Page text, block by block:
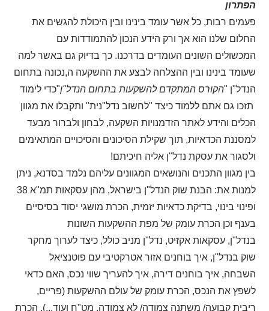
הפתרון
פעמים רבות, כל אשר עומד בינינו ובין היכולת להגשים את
החלום שלנו הוא אך ורק הידע הנכון להתמודדות עם
המכשולים השונים העומדים בדרכנו. כך בדיוק גם באשר למה
שעומד בינינו ובין ההצלחה לבצע את ההשקעה ה,נכונה בתחום
הנדל"ן "הקורס המתקדם להשקעות בתחום הנדל"ן"כדי לימוד
תזכו גם אתם ללמוד כיצד "לחשוב נדל"נית" ותקבלו את מגוון
הכלים והידע לאתר הזדמנויות השקעה, לבחון ולברור מבעד
למסננת הכדאיות, תוך שקילת הסיכונים והסיכויים המתאימים
ולסגור את עסקת נדל"ן אליה חיכיתם!
בין מגוון התכנים והנושאים המגוונים עליהם נלמד בסדנא, ניתן
למנות את: הבנת שוק הנדל"ן בישראל, מהן עסקאות תמ"א 38
ופינוי בינוי, בדיקת כדאיות יזמית, הכרת מושגי יסוד בסיסיים
בענף וכן הכרת עומק של מפת ההשקעות השונות
בנדל"ן, עסקאות אקזיט, נדל"ן מניב כולל, כיצד לערוך מחקר
שוק בנדל"ן, איך בוחנים אזור אטרקטיבי עם פוטנציאל
השבחה, איך בוחנים דירה, איך להעריך שווי נכס, האם כדאי
לשפץ את הנכס, הכרת עומק של עולם ההשקעות (פריים,
ריבית קבועה/ משתנה צמודה/ לא צמודה, מט"ח ועוד...), הכרת